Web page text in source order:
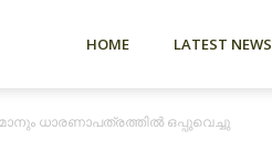
HOME LATEST NEWS
ധാരണാപത്രത്തിൽ ഒപ്പുവെച്ചു